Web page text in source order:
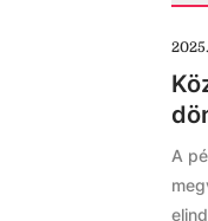
A